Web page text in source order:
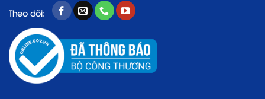
Theo dõi: